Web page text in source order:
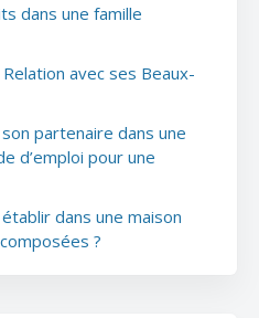
dans une famille
avec ses Beaux-
partenaire dans une
d’emploi pour une
dans une maison
?